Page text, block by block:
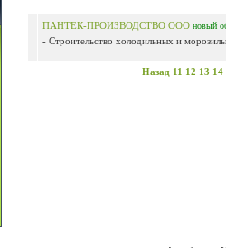
ПАНТЕК-ПРОИЗВОДСТВО ООО новый
- Строительство холодильных и
Назад 11 12 13 14